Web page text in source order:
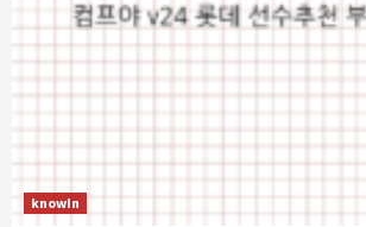
knowIn